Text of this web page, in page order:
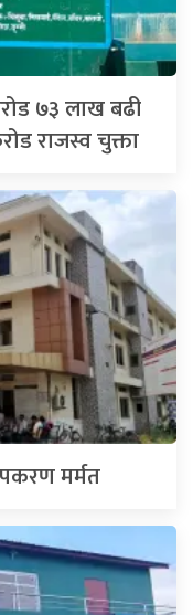
७३ लाख बढी
राजस्व चुक्ता
मर्मत